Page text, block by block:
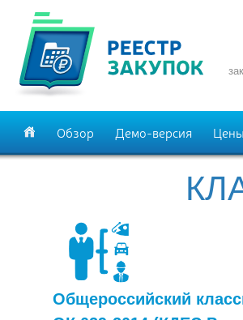
Обзор Демо-версия Цены
Общероссийский